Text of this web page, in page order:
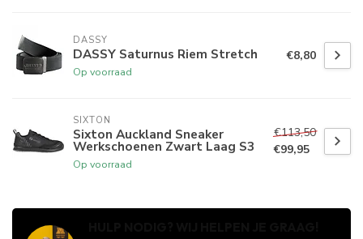
DASSY
DASSY Saturnus Riem Stretch
Op voorraad
€8,80
SIXTON
Sixton Auckland Sneaker
Werkschoenen Zwart Laag S3
Op voorraad
€113,50
€99,95